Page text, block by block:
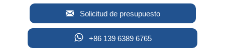
 Solicitud de presupuesto
 +86 139 6389 6765